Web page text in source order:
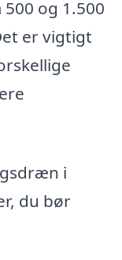
og 1.500
er vigtigt
i
du bør